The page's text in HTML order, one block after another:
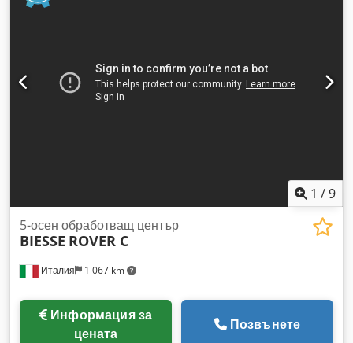
1 /9
Италия 1 067 km
5-осен обработващ център
BIESSE ROVER C
Информация за
цената
Позвънете